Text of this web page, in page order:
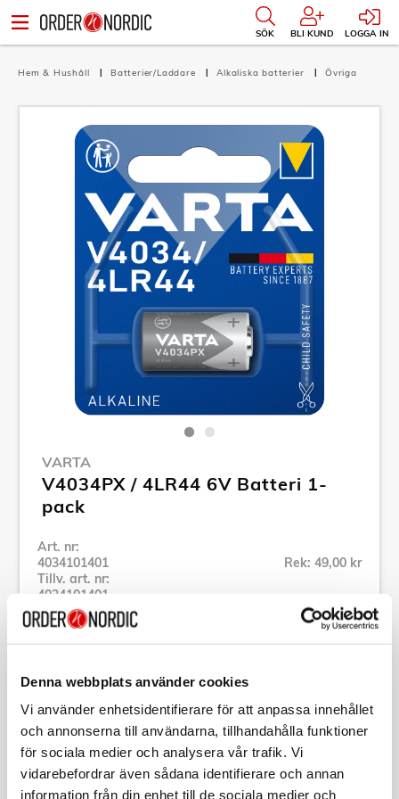
Denna webbplats använder cookies
Vi använder enhetsidentifierare för att anpassa innehållet
och annonserna till användarna, tillhandahålla funktioner
för sociala medier och analysera vår trafik. Vi
vidarebefordrar även sådana identifierare och annan
information från din enhet till de sociala medier och
SÖK BLI KUND LOGGA IN
Hem & Hushåll Batterier/Laddare Alkaliska batterier Övriga
VARTA
V4034PX / 4LR44 6V Batteri 1-
pack
Art. nr:
4034101401
Tillv. art. nr:
4034101401
Rek: 49,00 kr
Se alla produkter inom Varta
Specifikation
Beskrivning
Art. nr:4034101401